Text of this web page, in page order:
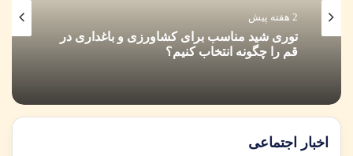
2 هفته پیش
توری شید مناسب برای کشاورزی و باغداری در
قم را چگونه انتخاب کنیم؟
اخبار اجتماعی